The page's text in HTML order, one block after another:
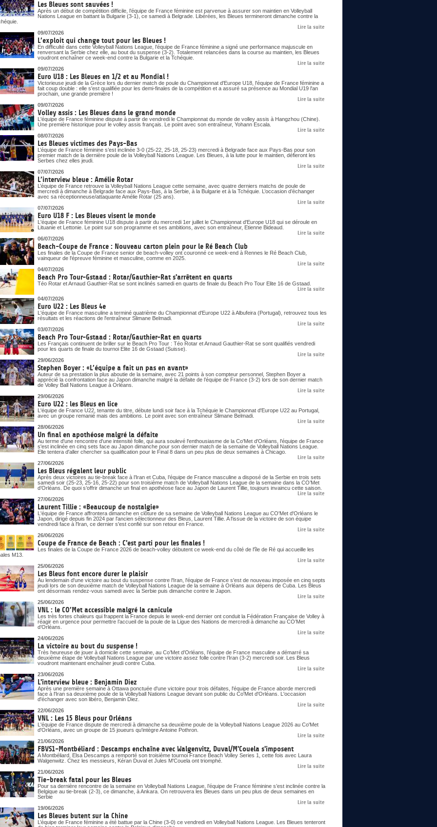
Les Bleues sont sauvées !
Après un début de compétition difficile, l’équipe de France féminine est parvenue à assurer son maintien en Volleyball
Nations League en battant la Bulgarie (3-1), ce samedi à Belgrade. Libérées, les Bleues termineront dimanche contre la
Lire la suite
09/07/2026
L’exploit qui change tout pour les Bleues !
En difficulté dans cette Volleyball Nations League, l’équipe de France féminine a signé une performance majuscule en
renversant la Serbie chez elle, au bout du suspense (3-2). Totalement relancées dans la course au maintien, les Bleues
voudront enchaîner ce week-end contre la Bulgarie et la Tchéquie.
Lire la suite
09/07/2026
Euro U18 : Les Bleues en 1/2 et au Mondial !
Victorieuse jeudi de la Grèce lors du dernier match de poule du Championnat d'Europe U18, l'équipe de France féminine a
fait coup double : elle s'est qualifiée pour les demi-finales de la compétition et a assuré sa présence au Mondial U19 l'an
prochain, une grande première !
Lire la suite
09/07/2026
Volley assis : Les Bleues dans le grand monde
L'équipe de France féminine dispute à partir de vendredi le Championnat du monde de volley assis à Hangzhou (Chine).
Une première historique pour le volley assis français. Le point avec son entraîneur, Yohann Escala.
Lire la suite
08/07/2026
Les Bleues victimes des Pays-Bas
L’équipe de France féminine s’est inclinée 3-0 (25-22, 25-18, 25-23) mercredi à Belgrade face aux Pays-Bas pour son
premier match de la dernière poule de la Volleyball Nations League. Les Bleues, à la lutte pour le maintien, défieront les
Serbes chez elles jeudi.
Lire la suite
07/07/2026
L’interview bleue : Amélie Rotar
L’équipe de France retrouve la Volleyball Nations League cette semaine, avec quatre derniers matchs de poule de
mercredi à dimanche à Belgrade face aux Pays-Bas, à la Serbie, à la Bulgarie et à la Tchéquie. L’occasion d’échanger
avec sa réceptionneuse/attaquante Amélie Rotar (25 ans).
Lire la suite
07/07/2026
Euro U18 F : Les Bleues visent le monde
L'équipe de France féminine U18 dispute à partir du mercredi 1er juillet le Championnat d'Europe U18 qui se déroule en
Lituanie et Lettonie. Le point sur son programme et ses ambitions, avec son entraîneur, Etienne Bideaud.
Lire la suite
06/07/2026
Beach-Coupe de France : Nouveau carton plein pour le Ré Beach Club
Les finales de la Coupe de France senior de beach-volley ont couronné ce week-end à Rennes le Ré Beach Club,
vainqueur de l'épreuve féminine et masculine, comme en 2025.
Lire la suite
04/07/2026
Beach Pro Tour-Gstaad : Rotar/Gauthier-Rat s'arrêtent en quarts
Téo Rotar et Arnaud Gauthier-Rat se sont inclinés samedi en quarts de finale du Beach Pro Tour Elite 16 de Gstaad.
Lire la suite
04/07/2026
Euro U22 : Les Bleus 4e
L'équipe de France masculine a terminé quatrième du Championnat d'Europe U22 à Albufeira (Portugal), retrouvez tous les
résultats et les réactions de l'entraîneur Slimane Belmadi.
Lire la suite
03/07/2026
Beach Pro Tour-Gstaad : Rotar/Gauthier-Rat en quarts
Les Français continuent de briller sur le Beach Pro Tour : Téo Rotar et Arnaud Gauthier-Rat se sont qualifiés vendredi
pour les quarts de finale du tournoi Elite 16 de Gstaad (Suisse).
Lire la suite
29/06/2026
Stephen Boyer : «L’équipe a fait un pas en avant»
Auteur de sa prestation la plus aboutie de la semaine, avec 21 points à son compteur personnel, Stephen Boyer a
apprécié la confrontation face au Japon dimanche malgré la défaite de l’équipe de France (3-2) lors de son dernier match
de Volley Ball Nations League à Orléans.
Lire la suite
29/06/2026
Euro U22 : les Bleus en lice
L'équipe de France U22, tenante du titre, débute lundi soir face à la Tchéquie le Championnat d'Europe U22 au Portugal,
avec un groupe remanié mais des ambitions. Le point avec son entraîneur Slimane Belmadi.
Lire la suite
28/06/2026
Un final en apothéose malgré la défaite
Au terme d'une rencontre d'une intensité folle, qui aura soulevé l'enthousiasme de la Co'Met d'Orléans, l'équipe de France
s'est inclinée en cinq sets face au Japon dimanche pour son dernier match de la semaine de Volleyball Nations League.
Elle tentera d'aller chercher sa qualification pour le Final 8 dans un peu plus de deux semaines à Chicago.
Lire la suite
27/06/2026
Les Bleus régalent leur public
Après deux victoires au tie-break face à l’Iran et Cuba, l’équipe de France masculine a disposé de la Serbie en trois sets
samedi soir (25-23, 25-16, 25-22) pour son troisième match de Volleyball Nations League de la semaine dans la CO’Met
d’Orléans. De quoi s’offrir dimanche un final en apothéose face au Japon de Laurent Tillie, toujours invaincu cette saison.
Lire la suite
27/06/2026
Laurent Tillie : «Beaucoup de nostalgie»
L'équipe de France affrontera dimanche en clôture de sa semaine de Volleyball Nations League au CO'Met d'Orléans le
Japon, dirigé depuis fin 2024 par l'ancien sélectionneur des Bleus, Laurent Tillie. A l'issue de la victoire de son équipe
vendredi face à l'Iran, ce dernier s'est confié sur son retour en France.
Lire la suite
26/06/2026
Coupe de France de Beach : C'est parti pour les finales !
Les finales de la Coupe de France 2026 de beach-volley débutent ce week-end du côté de l'île de Ré qui accueille les
M13.
Lire la suite
25/06/2026
Les Bleus font encore durer le plaisir
Au lendemain d'une victoire au bout du suspense contre l'Iran, l'équipe de France s'est de nouveau imposée en cinq septs
jeudi lors de son deuxième match de Volleyball Nations League de la semaine à Orléans aux dépens de Cuba. Les Bleus
ont désormais rendez-vous samedi avec la Serbie puis dimanche contre le Japon.
Lire la suite
25/06/2026
VNL : le CO’Met accessible malgré la canicule
Les très fortes chaleurs qui frappent la France depuis le week-end dernier ont conduit la Fédération Française de Volley à
réagir en urgence pour permettre l’accueil de la poule de la Ligue des Nations de mercredi à dimanche au CO’Met
d’Orléans.
Lire la suite
24/06/2026
La victoire au bout du suspense !
Très heureuse de jouer à domicile cette semaine, au Co’Met d’Orléans, l’équipe de France masculine a démarré sa
deuxième étape de Volleyball Nations League par une victoire assez folle contre l’Iran (3-2) mercredi soir. Les Bleus
voudront maintenant enchaîner jeudi contre Cuba.
Lire la suite
23/06/2026
L'interview bleue : Benjamin Diez
Après une première semaine à Ottawa ponctuée d'une victoire pour trois défaites, l'équipe de France aborde mercredi
face à l'Iran sa deuxième poule de la Volleyball Nations League devant son public du Co'Met d'Orléans. L'occasion
d'échanger avec son libéro, Benjamin Diez.
Lire la suite
22/06/2026
VNL : Les 15 Bleus pour Orléans
L'équipe de France dispute de mercredi à dimanche sa deuxième poule de la Volleyball Nations League 2026 au Co'Met
d'Orléans, avec un groupe de 15 joueurs qu'intègre Antoine Pothron.
Lire la suite
21/06/2026
FBVS1-Montbéliard : Descamps enchaîne avec Walgenvitz, Duval/M'Couela s'imposent
A Montbéliard, Elsa Descamps a remporté son troisième tournoi France Beach Volley Series 1, cette fois avec Laura
Walgenwitz. Chez les messieurs, Kéran Duval et Jules M'Couela ont triomphé.
Lire la suite
21/06/2026
Tie-break fatal pour les Bleues
Pour sa dernière rencontre de la semaine en Volleyball Nations League, l’équipe de France féminine s’est inclinée contre la
Belgique au tie-break (2-3), ce dimanche, à Ankara. On retrouvera les Bleues dans un peu plus de deux semaines en
Serbie
Lire la suite
19/06/2026
Les Bleues butent sur la Chine
L’équipe de France féminine a été battue par la Chine (3-0) ce vendredi en Volleyball Nations League. Les Bleues tenteront